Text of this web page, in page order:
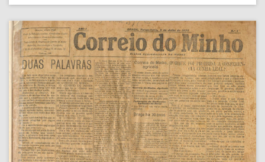
- [Pág.1] CASOS POLITICOS (Desconhecido)
[Política]
- [Pág.1] VIDA NOVA (Desconhecido) [Política]
- [Pág.1] EXTRA-FRONTEIRAS (Desconhecido)
[Atualidades Internacionais]
- [Pág.2] Recenseamento eleitoral